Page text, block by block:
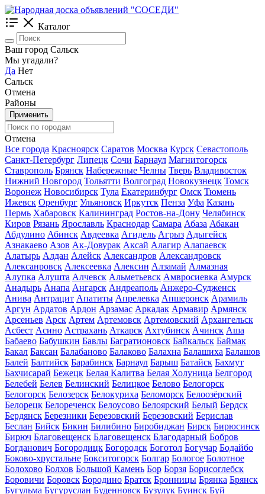
Каталог
Ваш город Сальск
Мы угадали?
Да Нет
Сальск
Отмена
Районы
Применить
Отмена
Все города Красноярск Саратов Москва Курск Севастополь
Санкт-Петербург Липецк Сочи Барнаул Магнитогорск
Ставрополь Брянск Набережные Челны Тверь Владивосток
Нижний Новгород Тольятти Волгоград Новокузнецк Томск
Воронеж Новосибирск Тула Екатеринбург Омск Тюмень
Ижевск Оренбург Ульяновск Иркутск Пенза Уфа Казань
Пермь Хабаровск Калининград Ростов-на-Дону Челябинск
Киров Рязань Ярославль Краснодар Самара Абаза Абакан
Абдулино Абинск Авдеевка Агидель Агрыз Адыгейск
Азнакаево Азов Ак-Довурак Аксай Алагир Алапаевск
Алатырь Алдан Алейск Александров Александровск
Алексанровск Алексеевка Алексин Алзамай Алмазная
Алупка Алушта Алчевск Альметьевск Амвросиевка Амурск
Анадырь Анапа Ангарск Андреаполь Анжеро-Судженск
Анива Антрацит Апатиты Апрелевка Апшеронск Арамиль
Аргун Ардатов Ардон Арзамас Аркадак Армавир Армянск
Арсеньев Арск Артем Артемовск Артемовский Архангельск
Асбест Асино Астрахань Аткарск Ахтубинск Ачинск Аша
Бабаево Бабушкин Бавлы Багратионовск Байкальск Баймак
Бакал Баксан Балабаново Балаково Балахна Балашиха Балашов
Балей Балтийск Барабинск Барнаул Барыш Батайск Бахмут
Бахчисарай Бежецк Белая Калитва Белая Холуница Белгород
Белебей Белев Белинский Белицкое Белово Белогорск
Белогорск Белозерск Белокуриха Беломорск Белоозёрский
Белорецк Белореченск Белоусово Белоярский Белый Бердск
Бердянск Березники Березовский Березовский Берислав
Беслан Бийск Бикин Билибино Биробиджан Бирск Бирюсинск
Бирюч Благовещенск Благовещенск Благодарный Бобров
Богданович Богородицк Богородск Боготол Богучар Бодайбо
Боково-хрустальне Бокситогорск Болгар Бологое Болотное
Болохово Болхов Большой Камень Бор Борзя Борисоглебск
Боровичи Боровск Бородино Братск Бронницы Брянка Брянск
Бугульма Бугуруслан Буденновск Бузулук Буинск Буй